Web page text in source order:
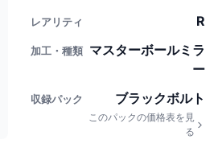
レアリティ R
加工・種類 マスターボールミラ
ー
収録パック ブラックボルト
このパックの価格表を見
る